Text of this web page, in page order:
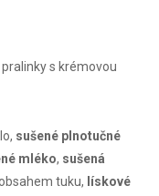
s krémovou
sušené plnotučné
mléko, sušená
tuku, lískové